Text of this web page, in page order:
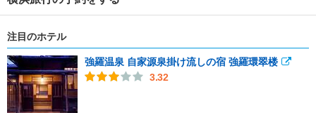
注目のホテル
強羅温泉 自家源泉掛け流しの宿 強羅環翠楼
3.32